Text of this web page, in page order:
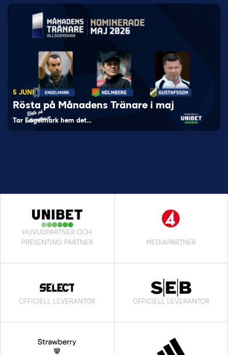
5 JUNI
Rösta på Månadens Tränare i maj
Tar Engelmark hem det…
HUVUDPARTNER OCH
PRESENTING PARTNER
MEDIAPARTNER
OFFICIELL LEVERANTÖR OFFICIELL LEVERANTÖR